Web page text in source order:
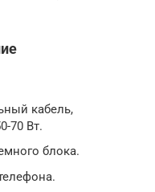
кабель,
70 Вт.
блока.